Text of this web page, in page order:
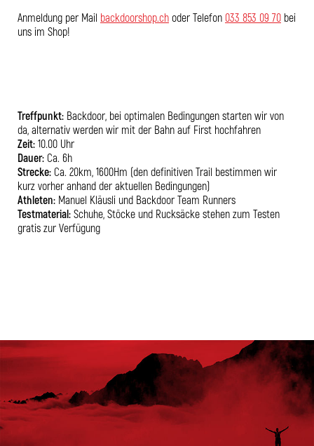
Anmeldung per Mail backdoorshop.ch oder Telefon 033 853 09 70 bei
uns im Shop!
Treffpunkt: Backdoor, bei optimalen Bedingungen starten wir von
da, alternativ werden wir mit der Bahn auf First hochfahren
Zeit: 10.00 Uhr
Dauer: Ca. 6h
Strecke: Ca. 20km, 1600Hm (den definitiven Trail bestimmen wir
kurz vorher anhand der aktuellen Bedingungen)
Athleten: Manuel Kläusli und Backdoor Team Runners
Testmaterial: Schuhe, Stöcke und Rucksäcke stehen zum Testen
gratis zur Verfügung